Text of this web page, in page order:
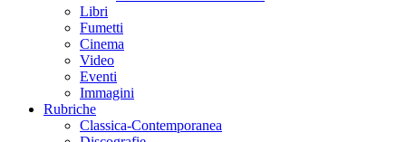
Libri
Fumetti
Cinema
Video
Eventi
Immagini
Rubriche
Classica-Contemporanea